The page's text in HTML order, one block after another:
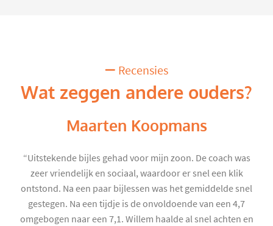
Recensies
Wat zeggen andere ouders?
Maarten Koopmans
“Uitstekende bijles gehad voor mijn zoon. De coach was
zeer vriendelijk en sociaal, waardoor er snel een klik
ontstond. Na een paar bijlessen was het gemiddelde snel
gestegen. Na een tijdje is de onvoldoende van een 4,7
omgebogen naar een 7,1. Willem haalde al snel achten en